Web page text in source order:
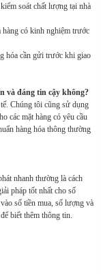
soát chất lượng tại nhà
có kinh nghiệm trước
hóa cần gửi trước khi giao
và đáng tin cậy không?
Chúng tôi cũng sử dụng
các mặt hàng có yêu cầu
hàng hóa thông thường
nhanh thường là cách
pháp tốt nhất cho số
số tiền mua, số lượng và
biết thêm thông tin.